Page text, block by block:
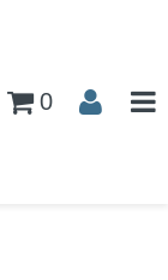
0